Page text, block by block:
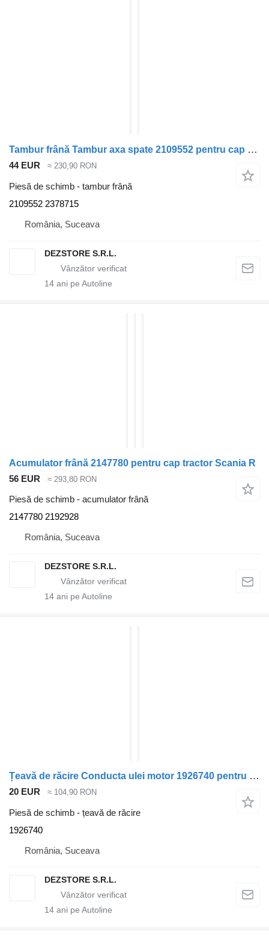
Tambur frână Tambur axa spate 2109552 pentru cap tractor Scania
44 EUR ≈ 230,90 RON
Piesă de schimb - tambur frână
2109552 2378715
România, Suceava
DEZSTORE S.R.L.
14 ani pe Autoline
Acumulator frână 2147780 pentru cap tractor Scania R
56 EUR
≈ 293,80 RON
Piesă de schimb - acumulator frână
2147780 2192928
România, Suceava
DEZSTORE S.R.L.
14 ani pe Autoline
Țeavă de răcire Conducta ulei motor 1926740 pentru cap tractor Scania
20 EUR ≈ 104,90 RON
Piesă de schimb - țeavă de răcire
1926740
România, Suceava
DEZSTORE S.R.L.
14 ani pe Autoline